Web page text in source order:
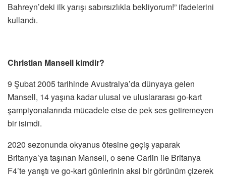
Bahreyn’deki ilk yarışı sabırsızlıkla bekliyorum!” ifadelerini
kullandı.
Christian Mansell kimdir?
9 Şubat 2005 tarihinde Avustralya’da dünyaya gelen
Mansell, 14 yaşına kadar ulusal ve uluslararası go-kart
şampiyonalarında mücadele etse de pek ses getiremeyen
bir isimdi.
2020 sezonunda okyanus ötesine geçiş yaparak
Britanya’ya taşınan Mansell, o sene Carlin ile Britanya
F4’te yarıştı ve go-kart günlerinin aksi bir görünüm çizerek